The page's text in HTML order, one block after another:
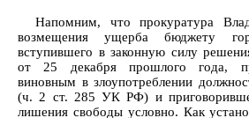
Напомним, что прокуратура
возмещения ущерба бюджету
вступившего в законную силу
от 25 декабря прошлого года,
виновным в злоупотреблении
(ч. 2 ст. 285 УК РФ) и
лишения свободы условно. Как